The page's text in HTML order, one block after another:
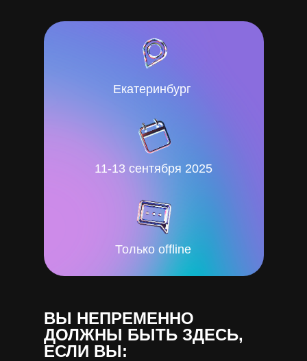
11-13 сентября 2025
Екатеринбург
Только offline
ВЫ НЕПРЕМЕННО
ДОЛЖНЫ БЫТЬ ЗДЕСЬ,
ЕСЛИ ВЫ: